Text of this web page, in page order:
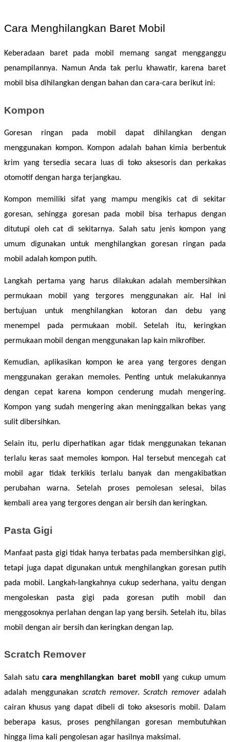
Cara Menghilangkan Baret Mobil
Keberadaan baret pada mobil memang sangat mengganggu
penampilannya. Namun Anda tak perlu khawatir, karena baret
mobil bisa dihilangkan dengan bahan dan cara-cara berikut ini:
Kompon
Goresan ringan pada mobil dapat dihilangkan dengan
menggunakan kompon. Kompon adalah bahan kimia berbentuk
krim yang tersedia secara luas di toko aksesoris dan perkakas
otomotif dengan harga terjangkau.
Kompon memiliki sifat yang mampu mengikis cat di sekitar
goresan, sehingga goresan pada mobil bisa terhapus dengan
ditutupi oleh cat di sekitarnya. Salah satu jenis kompon yang
umum digunakan untuk menghilangkan goresan ringan pada
mobil adalah kompon putih.
Langkah pertama yang harus dilakukan adalah membersihkan
permukaan mobil yang tergores menggunakan air. Hal ini
bertujuan untuk menghilangkan kotoran dan debu yang
menempel pada permukaan mobil. Setelah itu, keringkan
permukaan mobil dengan menggunakan lap kain mikrofiber.
Kemudian, aplikasikan kompon ke area yang tergores dengan
menggunakan gerakan memoles. Penting untuk melakukannya
dengan cepat karena kompon cenderung mudah mengering.
Kompon yang sudah mengering akan meninggalkan bekas yang
sulit dibersihkan.
Selain itu, perlu diperhatikan agar tidak menggunakan tekanan
terlalu keras saat memoles kompon. Hal tersebut mencegah cat
mobil agar tidak terkikis terlalu banyak dan mengakibatkan
perubahan warna. Setelah proses pemolesan selesai, bilas
kembali area yang tergores dengan air bersih dan keringkan.
Pasta Gigi
Manfaat pasta gigi tidak hanya terbatas pada membersihkan gigi,
tetapi juga dapat digunakan untuk menghilangkan goresan putih
pada mobil. Langkah-langkahnya cukup sederhana, yaitu dengan
mengoleskan pasta gigi pada goresan putih mobil dan
menggosoknya perlahan dengan lap yang bersih. Setelah itu, bilas
mobil dengan air bersih dan keringkan dengan lap.
Scratch Remover
Salah satu cara menghilangkan baret mobil yang cukup umum
adalah menggunakan scratch remover. Scratch remover adalah
cairan khusus yang dapat dibeli di toko aksesoris mobil. Dalam
beberapa kasus, proses penghilangan goresan membutuhkan
hingga lima kali pengolesan agar hasilnya maksimal.